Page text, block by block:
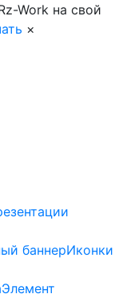
Work на свой
×
баннерИконки
Элемент